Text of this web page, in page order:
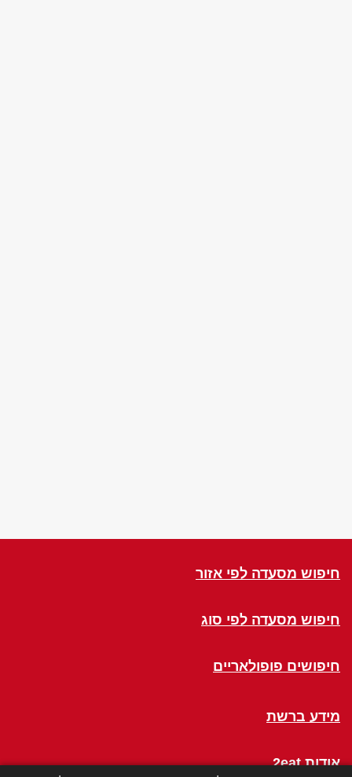
חיפוש מסעדה לפי אזור
חיפוש מסעדה לפי סוג
חיפושים פופולאריים
מידע ברשת
אודות 2eat